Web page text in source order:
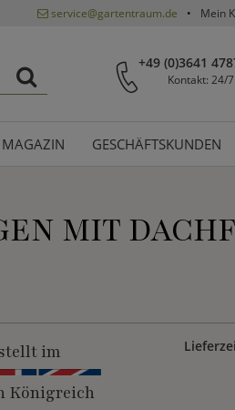
service@gartentraum.de Mein
+49 (0)3641
Kontakt: 24/7
MAGAZIN GESCHÄFTSKUNDEN
MIT
im
Königreich